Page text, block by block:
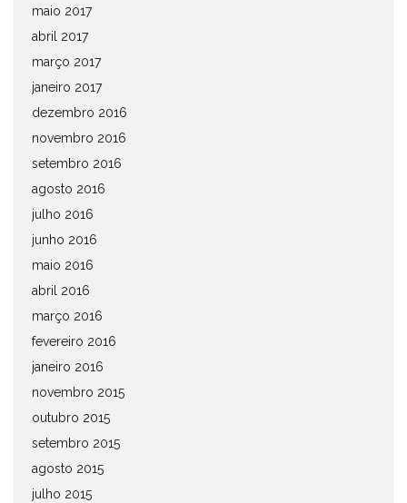
maio 2017
abril 2017
março 2017
janeiro 2017
dezembro 2016
novembro 2016
setembro 2016
agosto 2016
julho 2016
junho 2016
maio 2016
abril 2016
março 2016
fevereiro 2016
janeiro 2016
novembro 2015
outubro 2015
setembro 2015
agosto 2015
julho 2015